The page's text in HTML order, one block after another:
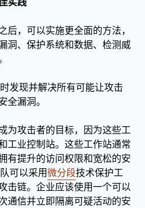
后，可以实施更全面的方法，
洞、保护系统和数据、检测威
发现并解决所有可能让攻击
全漏洞。
为攻击者的目标，因为这些工
工业控制站。这些工作站通常
有提升的访问权限和宽松的安
可以采用微分段技术保护工
击链。企业应该使用一个可以
通信并立即隔离可疑活动的安